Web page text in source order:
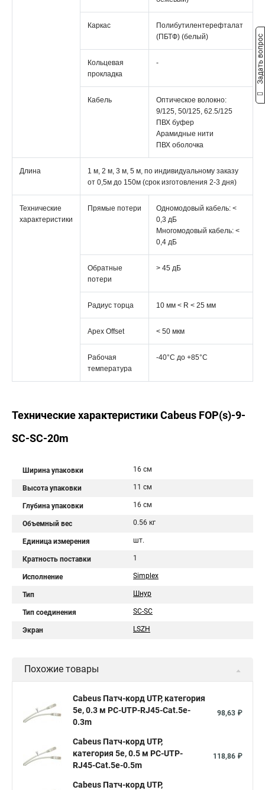
Каркас
Полибутилентерефталат
(ПБТФ) (белый)
Кольцевая
прокладка
-
Кабель
Оптическое волокно:
9/125, 50/125, 62.5/125
ПВХ буфер
Арамидные нити
ПВХ оболочка
Длина
1 м, 2 м, 3 м, 5 м, по индивидуальному заказу
от 0,5м до 150м (срок изготовления 2-3 дня)
Технические
характеристики
Прямые потери
Одномодовый кабель: <
0,3 дБ
Многомодовый кабель: <
0,4 дБ
Обратные
потери
> 45 дБ
Радиус торца 10 мм < R < 25 мм
Apex Offset < 50 мкм
Рабочая
температура
-40°C дo +85°C
Технические характеристики Cabeus FOP(s)-9-
SC-SC-20m
Ширина упаковки 16 см
Высота упаковки 11 см
Глубина упаковки 16 см
Объемный вес 0.56 кг
Единица измерения шт.
Кратность поставки 1
Исполнение Simplex
Тип Шнур
Тип соединения SC-SC
Экран LSZH
Похожие товары
Cabeus Патч-корд UTP, категория
5e, 0.3 м PC-UTP-RJ45-Cat.5e-
0.3m
98,63 ₽
Cabeus Патч-корд UTP,
категория 5e, 0.5 м PC-UTP-
RJ45-Cat.5e-0.5m
118,86 ₽
Cabeus Патч-корд UTP,
Задать вопрос